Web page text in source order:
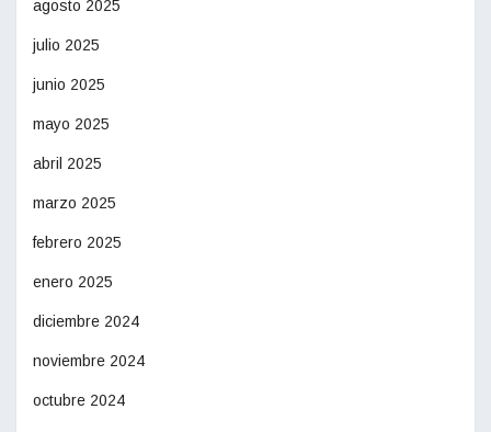
agosto 2025
julio 2025
junio 2025
mayo 2025
abril 2025
marzo 2025
febrero 2025
enero 2025
diciembre 2024
noviembre 2024
octubre 2024